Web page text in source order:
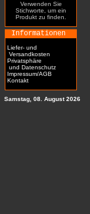
Verwenden Sie
Stichworte, um ein
Produkt zu finden.
Informationen
Liefer- und
Versandkosten
Privatsphäre
und Datenschutz
Impressum/AGB
Kontakt
Samstag, 08. August 2026